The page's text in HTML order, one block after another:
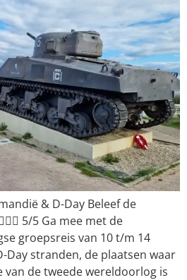
& D-Day Beleef de
5/5 Ga mee met de
groepsreis van 10 t/m 14
Day stranden, de plaatsen waar
van de tweede wereldoorlog is